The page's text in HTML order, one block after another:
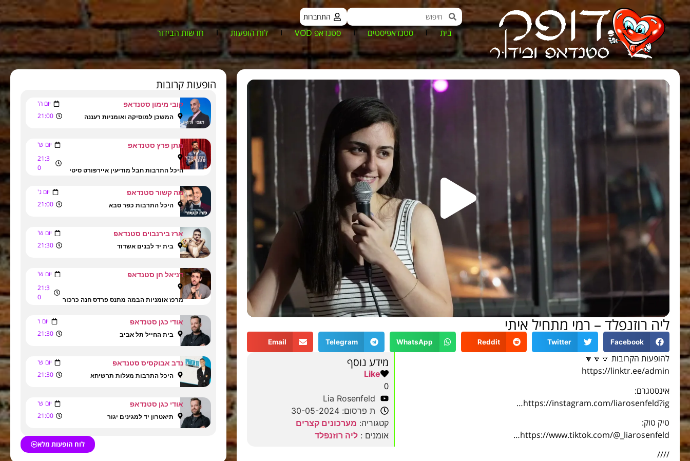
התחברות
בית סטנדאפיסטים סטנדאפ VOD לוח הופעות חדשות הבידור
ליה רוזנפלד – רמי מתחיל איתי
Facebook
Twitter
Reddit
WhatsApp
Telegram
Email
להופעות הקרובות 🔽🔽🔽
https://linktr.ee/admin
אינסטגרם:
https://instagram.com/liarosenfeld?ig…
טיק טוק:
https://www.tiktok.com/@_liarosenfeld…
////
מידע נוסף
Like
0
Lia Rosenfeld
ת פרסום: 30-05-2024
קטגוריה: מערכונים קצרים
אומנים : ליה רוזנפלד
הופעות קרובות
קובי מימון סטנדאפ יום ה'
המשכן למוסיקה ואומניות רעננה 21:00
מתן פרץ סטנדאפ יום ש'
היכל התרבות חבל מודיעין איירפורט סיטי
21:3
0
מה קשור סטנדאפ יום ג'
היכל התרבות כפר סבא 21:00
ארז בירנבוים סטנדאפ יום ש'
בית יד לבנים אשדוד 21:30
דניאל חן סטנדאפ יום ש'
מרכז אומניות הבמה מתנס פרדס חנה כרכור
21:3
0
אודי כגן סטנדאפ יום ו'
בית החייל תל אביב 21:30
נדב אבוקסיס סטנדאפ יום ש'
היכל התרבות מעלות תרשיחא 21:30
אודי כגן סטנדאפ יום ש'
תיאטרון יד למגינים יגור 21:00
לוח הופעות מלא